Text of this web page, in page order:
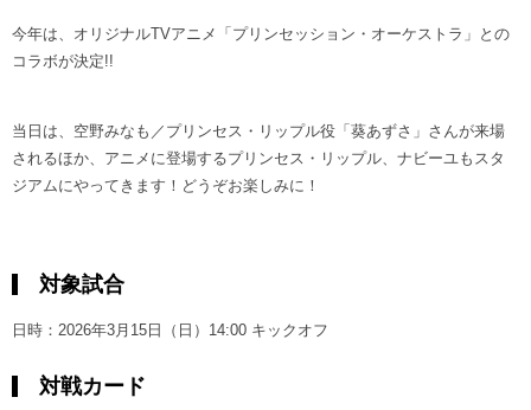
今年は、オリジナルTVアニメ「プリンセッション・オーケストラ」との
コラボが決定!!
当日は、空野みなも／プリンセス・リップル役「葵あずさ」さんが来場
されるほか、アニメに登場するプリンセス・リップル、ナビーユもスタ
ジアムにやってきます！どうぞお楽しみに！
対象試合
日時：2026年3月15日（日）14:00 キックオフ
対戦カード